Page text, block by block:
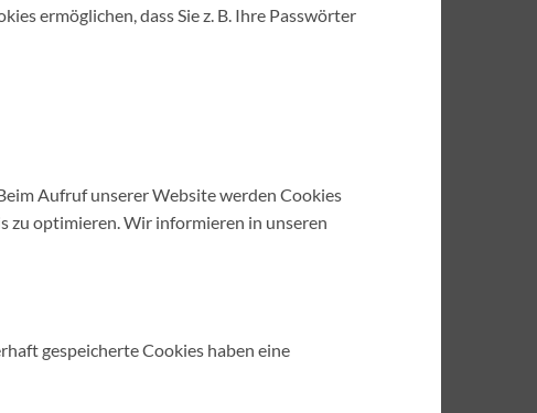
ermöglichen, dass Sie z. B. Ihre Passwörter
Aufruf unserer Website werden Cookies
zu optimieren. Wir informieren in unseren
gespeicherte Cookies haben eine